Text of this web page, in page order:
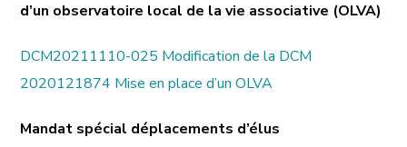
d’un observatoire local de la vie associative (OLVA)
DCM20211110-025 Modification de la DCM
2020121874 Mise en place d’un OLVA
Mandat spécial déplacements d’élus